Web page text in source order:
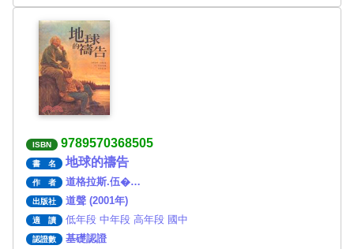
ISBN 9789570368505
書 名 地球的禱告
作 者 道格拉斯.伍�…
出版社 道聲 (2001年)
適 讀 低年段 中年段 高年段 國中
認證數 基礎認證